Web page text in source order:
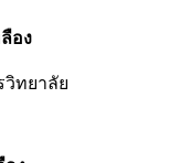
อง
ทยาลัย